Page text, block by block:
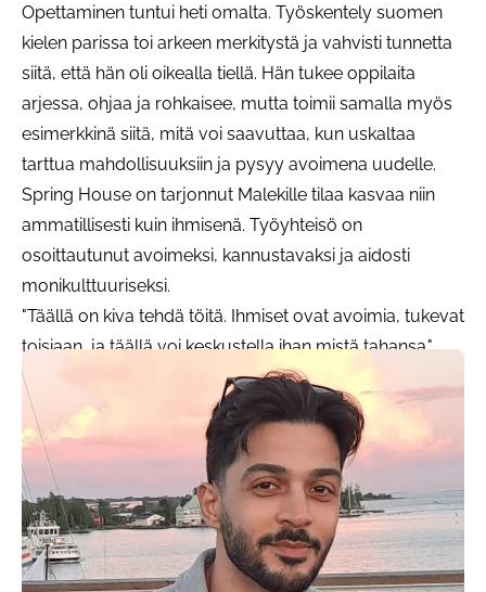
Opettaminen tuntui heti omalta. Työskentely suomen
kielen parissa toi arkeen merkitystä ja vahvisti tunnetta
siitä, että hän oli oikealla tiellä. Hän tukee oppilaita
arjessa, ohjaa ja rohkaisee, mutta toimii samalla myös
esimerkkinä siitä, mitä voi saavuttaa, kun uskaltaa
tarttua mahdollisuuksiin ja pysyy avoimena uudelle.
Spring House on tarjonnut Malekille tilaa kasvaa niin
ammatillisesti kuin ihmisenä. Työyhteisö on
osoittautunut avoimeksi, kannustavaksi ja aidosti
monikulttuuriseksi.
"Täällä on kiva tehdä töitä. Ihmiset ovat avoimia, tukevat
toisiaan, ja täällä voi keskustella ihan mistä tahansa."